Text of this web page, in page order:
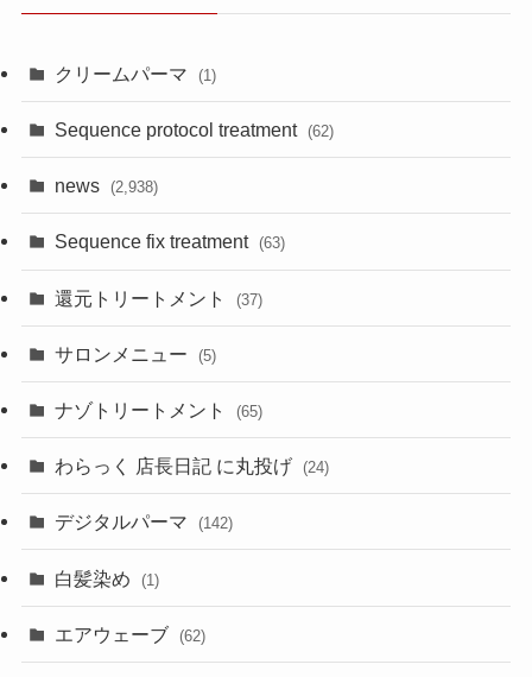
クリームパーマ (1)
Sequence protocol treatment (62)
news (2,938)
Sequence fix treatment (63)
還元トリートメント (37)
サロンメニュー (5)
ナゾトリートメント (65)
わらっく 店長日記 に丸投げ (24)
デジタルパーマ (142)
白髪染め (1)
エアウェーブ (62)